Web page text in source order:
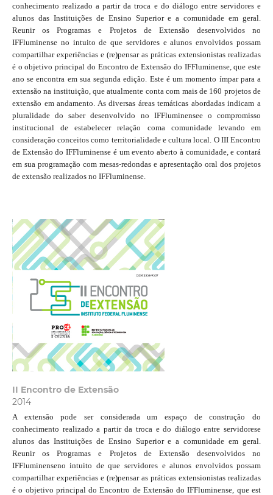
conhecimento realizado a partir da troca e do diálogo entre servidores e
alunos das Instituições de Ensino Superior e a comunidade em geral.
Reunir os Programas e Projetos de Extensão desenvolvidos no
IFFluminense no intuito de que servidores e alunos envolvidos possam
compartilhar experiências e (re)pensar as práticas extensionistas realizadas
é o objetivo principal do Encontro de Extensão do IFFluminense, que este
ano se encontra em sua segunda edição. Este é um momento ímpar para a
extensão na instituição, que atualmente conta com mais de 160 projetos de
extensão em andamento. As diversas áreas temáticas abordadas indicam a
pluralidade do saber desenvolvido no IFFluminensee o compromisso
institucional de estabelecer relação coma comunidade levando em
consideração conceitos como territorialidade e cultura local. O III Encontro
de Extensão do IFFluminense é um evento aberto à comunidade, e contará
em sua programação com mesas-redondas e apresentação oral dos projetos
de extensão realizados no IFFluminense.
II Encontro de Extensão
2014
A extensão pode ser considerada um espaço de construção do
conhecimento realizado a partir da troca e do diálogo entre servidorese
alunos das Instituições de Ensino Superior e a comunidade em geral.
Reunir os Programas e Projetos de Extensão desenvolvidos no
IFFluminenseno intuito de que servidores e alunos envolvidos possam
compartilhar experiências e (re)pensar as práticas extensionistas realizadas
é o objetivo principal do Encontro de Extensão do IFFluminense, que est